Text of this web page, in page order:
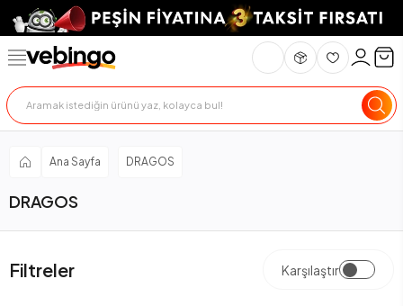
Ana Sayfa DRAGOS
DRAGOS
Filtreler Karşılaştır